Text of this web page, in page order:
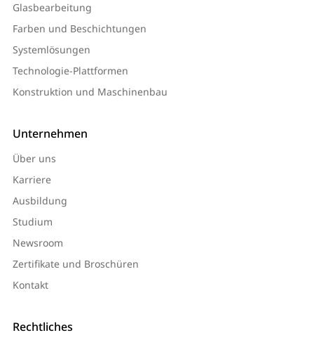
Glasbearbeitung
Farben und Beschichtungen
Systemlösungen
Technologie-Plattformen
Konstruktion und Maschinenbau
Unternehmen
Über uns
Karriere
Ausbildung
Studium
Newsroom
Zertifikate und Broschüren
Kontakt
Rechtliches